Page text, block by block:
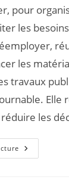
pour
les
les
travaux
Elle
les